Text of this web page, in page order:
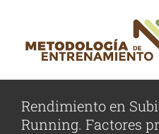
contenido
Rendimiento en
Running. Factores